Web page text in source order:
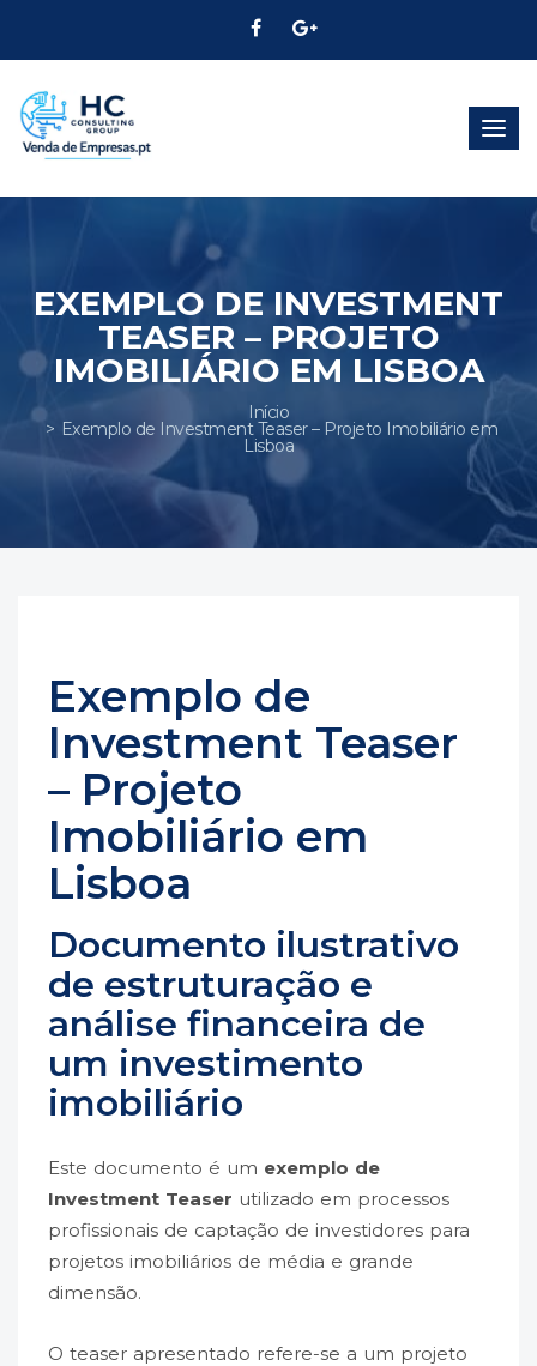
EXEMPLO DE INVESTMENT
TEASER – PROJETO
IMOBILIÁRIO EM LISBOA
Início
Exemplo de Investment Teaser – Projeto Imobiliário em
Lisboa
Exemplo de
Investment Teaser
– Projeto
Imobiliário em
Lisboa
Documento ilustrativo
de estruturação e
análise financeira de
um investimento
imobiliário
Este documento é um exemplo de
Investment Teaser utilizado em processos
profissionais de captação de investidores para
projetos imobiliários de média e grande
dimensão.
O teaser apresentado refere-se a um projeto